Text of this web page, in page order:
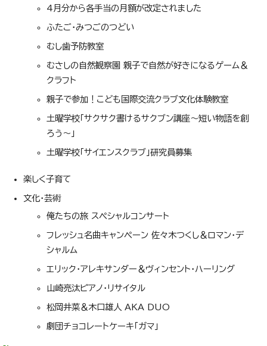
4月分から各手当の月額が改定されました
ふたご・みつごのつどい
むし歯予防教室
むさしの自然観察園 親子で自然が好きになるゲーム＆
クラフト
親子で参加！こども国際交流クラブ文化体験教室
土曜学校「サクサク書けるサクブン講座～短い物語を創
ろう～」
土曜学校「サイエンスクラブ」研究員募集
楽しく子育て
文化・芸術
俺たちの旅 スペシャルコンサート
フレッシュ名曲キャンペーン 佐々木つくし＆ロマン・デ
シャルム
エリック・アレキサンダー＆ヴィンセント・ハーリング
山崎亮汰ピアノ・リサイタル
松岡井菜＆木口雄人 AKA DUO
劇団チョコレートケーキ「ガマ」